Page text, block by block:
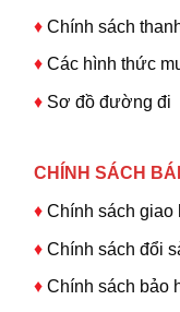
♦ Chính sách
♦ Các hình thức
♦ Sơ đồ đường đi
CHÍNH SÁCH
♦ Chính sách giao
♦ Chính sách đổi
♦ Chính sách bảo